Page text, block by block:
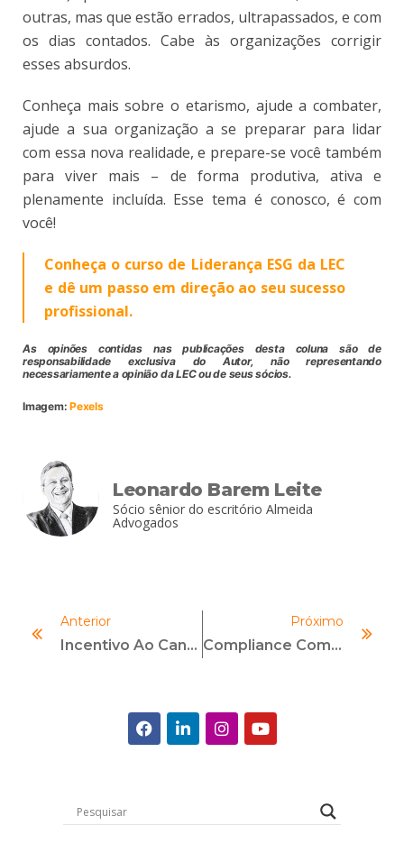
outras, mas que estão errados, ultrapassados, e com
os dias contados. Cabe às organizações corrigir
esses absurdos.
Conheça mais sobre o etarismo, ajude a combater,
ajude a sua organização a se preparar para lidar
com essa nova realidade, e prepare-se você também
para viver mais – de forma produtiva, ativa e
plenamente incluída. Esse tema é conosco, é com
você!
Conheça o curso de Liderança ESG da LEC
e dê um passo em direção ao seu sucesso
profissional.
As opinões contidas nas publicações desta coluna são de
responsabilidade exclusiva do Autor, não representando
necessariamente a opinião da LEC ou de seus sócios.
Imagem:Pexels
Leonardo Barem Leite
Sócio sênior do escritório Almeida
Advogados
Anterior
Incentivo Ao Canal De Denúncias E Estruturação Do Sistema De Gestão De Denúncias: De Onde Nascem Frutos Duradouros De Um Programa De Compliance Eficaz
Próximo
Compliance Como Ferramenta Para Combater O Greenwashing